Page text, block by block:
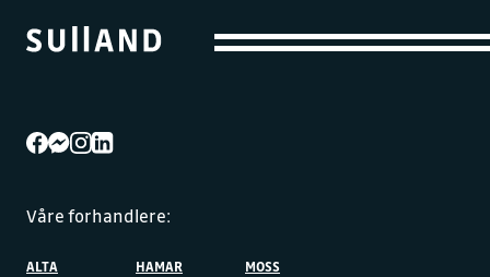
Våre forhandlere:
ALTA
HAMAR
MOSS